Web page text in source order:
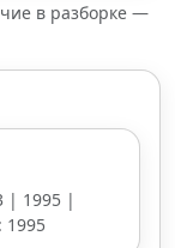
в разборке —
| 1995 |
1995